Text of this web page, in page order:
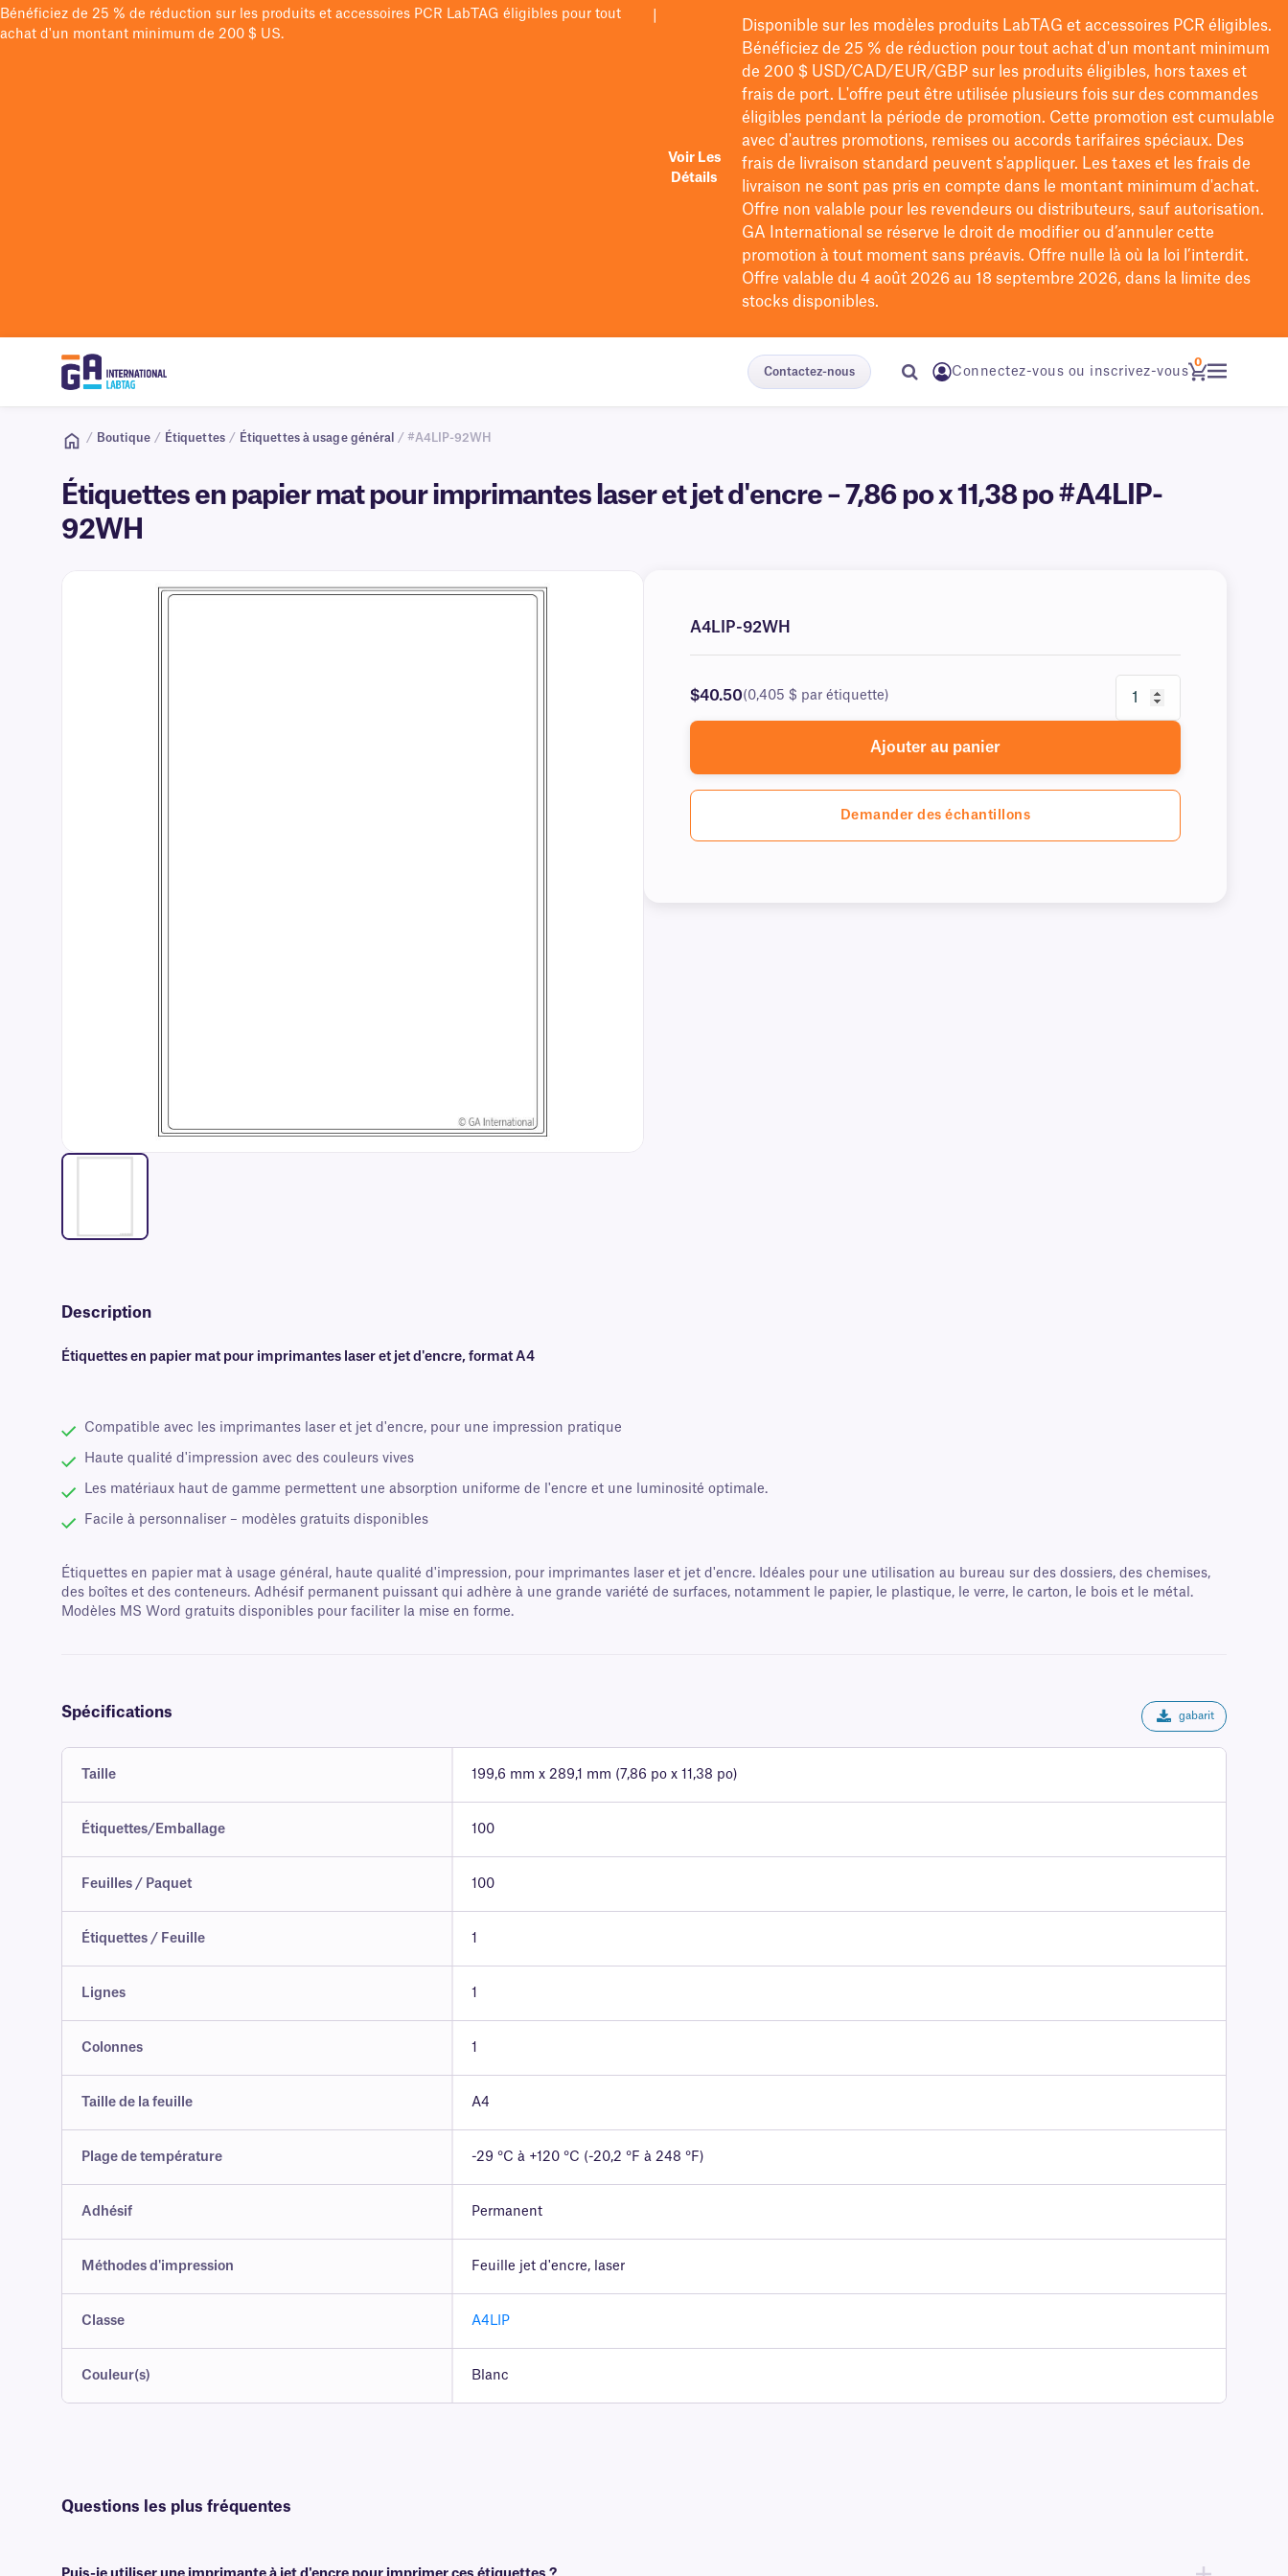
Bénéficiez de 25 % de réduction sur les produits et accessoires PCR LabTAG éligibles pour tout
achat d'un montant minimum de 200 $ US.
Voir Les
Détails
Disponible sur les modèles produits LabTAG et accessoires PCR éligibles.
Bénéficiez de 25 % de réduction pour tout achat d'un montant minimum
de 200 $USD/CAD/EUR/GBPsur les produits éligibles, hors taxes et
frais de port. L'offre peut être utilisée plusieurs fois sur des commandes
éligibles pendant la période de promotion. Cette promotion est cumulable
avec d'autres promotions, remises ou accords tarifaires spéciaux. Des
frais de livraison standard peuvent s'appliquer. Les taxes et les frais de
livraison ne sont pas pris en compte dans le montant minimum d'achat.
Offre non valable pour les revendeurs ou distributeurs, sauf autorisation.
GA International se réserve le droit de modifierou d’annuler cette
promotion à tout moment sans préavis. Offre nulle là où la loi l’interdit.
Offre valable du 4 août 2026 au 18 septembre 2026, dans la limite des
stocks disponibles.
Contactez-nous Connectez-vous ou inscrivez-vous
0
/ Boutique / Étiquettes / Étiquettes à usage général / #A4LIP-92WH
Étiquettes en papier mat pour imprimantes laser et jet d'encre – 7,86 po x 11,38 po #A4LIP-
92WH
A4LIP-92WH
$40.50(0,405 $ par étiquette)
Ajouter au panier
Demander des échantillons
Description
Étiquettes en papier mat pour imprimantes laser et jet d'encre, format A4
Compatible avec les imprimantes laser et jet d'encre, pour une impression pratique
Haute qualité d'impression avec des couleurs vives
Les matériaux haut de gamme permettent une absorption uniforme de l'encre et une luminosité optimale.
Facile à personnaliser – modèles gratuits disponibles
Étiquettes en papier mat à usage général, haute qualité d'impression, pour imprimantes laser et jet d'encre. Idéales pour une utilisation au bureau sur des dossiers, des chemises,
des boîtes et des conteneurs. Adhésif permanent puissant qui adhère à une grande variété de surfaces, notamment le papier, le plastique, le verre, le carton, le bois et le métal.
Modèles MS Word gratuits disponibles pour faciliter la mise en forme.
Spécifications gabarit
Taille 199,6 mm x 289,1 mm (7,86 po x 11,38 po)
Étiquettes/Emballage 100
Feuilles / Paquet 100
Étiquettes / Feuille 1
Lignes 1
Colonnes 1
Taille de la feuille A4
Plage de température -29 °C à +120 °C (-20,2 °F à 248 °F)
Adhésif Permanent
Méthodes d'impression Feuille jet d'encre, laser
Classe A4LIP
Couleur(s) Blanc
Questions les plus fréquentes